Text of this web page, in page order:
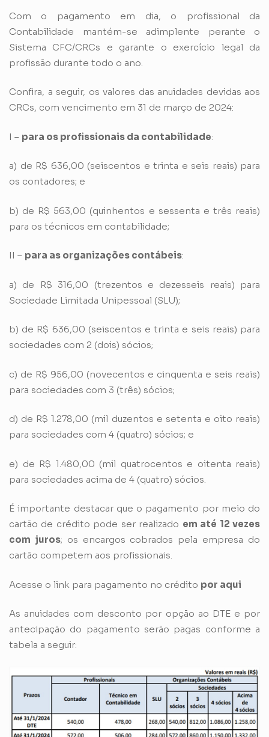
Com o pagamento em dia, o profissional da
Contabilidade mantém-se adimplente perante o
Sistema CFC/CRCs e garante o exercício legal da
profissão durante todo o ano.
Confira, a seguir, os valores das anuidades devidas aos
CRCs, com vencimento em 31 de março de 2024:
I – para os profissionais da contabilidade:
a) de R$ 636,00 (seiscentos e trinta e seis reais) para
os contadores; e
b) de R$ 563,00 (quinhentos e sessenta e três reais)
para os técnicos em contabilidade;
II – para as organizações contábeis:
a) de R$ 316,00 (trezentos e dezesseis reais) para
Sociedade Limitada Unipessoal (SLU);
b) de R$ 636,00 (seiscentos e trinta e seis reais) para
sociedades com 2 (dois) sócios;
c) de R$ 956,00 (novecentos e cinquenta e seis reais)
para sociedades com 3 (três) sócios;
d) de R$ 1.278,00 (mil duzentos e setenta e oito reais)
para sociedades com 4 (quatro) sócios; e
e) de R$ 1.480,00 (mil quatrocentos e oitenta reais)
para sociedades acima de 4 (quatro) sócios.
É importante destacar que o pagamento por meio do
cartão de crédito pode ser realizado em até 12 vezes
com juros; os encargos cobrados pela empresa do
cartão competem aos profissionais.
Acesse o link para pagamento no crédito por aqui
As anuidades com desconto por opção ao DTEe por
antecipação do pagamento serão pagas conforme a
tabela a seguir: